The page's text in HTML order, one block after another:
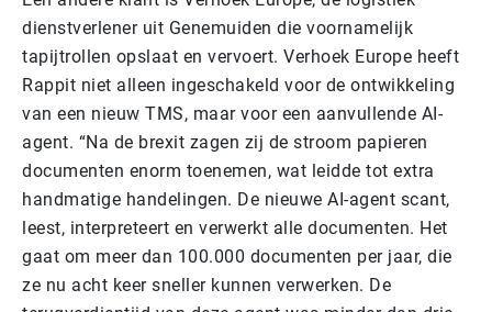
dienstverlener uit Genemuiden die voornamelijk
tapijtrollen opslaat en vervoert. Verhoek Europe heeft
Rappit niet alleen ingeschakeld voor de ontwikkeling
van een nieuw TMS, maar voor een aanvullende AI-
agent. “Na de brexit zagen zij de stroom papieren
documenten enorm toenemen, wat leidde tot extra
handmatige handelingen. De nieuwe AI-agent scant,
leest, interpreteert en verwerkt alle documenten. Het
gaat om meer dan 100.000 documenten per jaar, die
ze nu acht keer sneller kunnen verwerken. De